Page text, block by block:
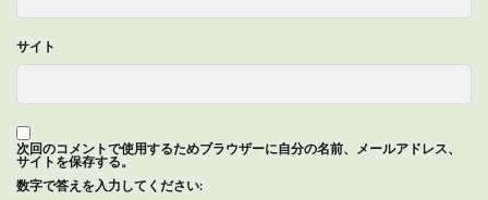
サイト
次回のコメントで使用するためブラウザーに自分の名前、メールアドレス、
サイトを保存する。
数字で答えを入力してください: